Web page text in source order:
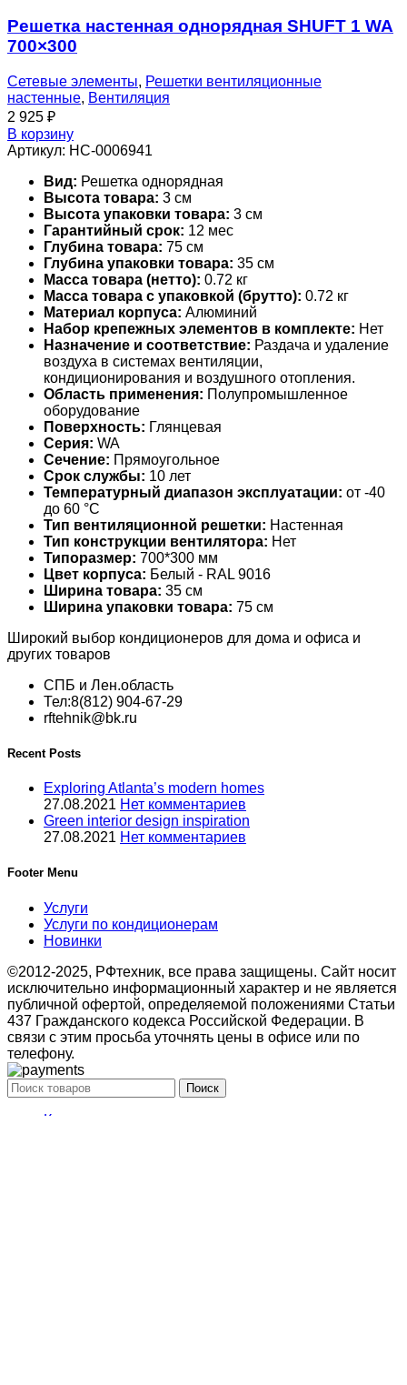
Решетка настенная однорядная SHUFT 1 WA
700×300
Сетевые элементы, Решетки вентиляционные
настенные, Вентиляция
2 925 ₽
В корзину
Артикул: НС-0006941
Вид: Решетка однорядная
Высота товара: 3 см
Высота упаковки товара: 3 см
Гарантийный срок: 12 мес
Глубина товара: 75 см
Глубина упаковки товара: 35 см
Масса товара (нетто): 0.72 кг
Масса товара с упаковкой (брутто): 0.72 кг
Материал корпуса: Алюминий
Набор крепежных элементов в комплекте: Нет
Назначение и соответствие: Раздача и удаление
воздуха в системах вентиляции,
кондиционирования и воздушного отопления.
Область применения: Полупромышленное
оборудование
Поверхность: Глянцевая
Серия: WA
Сечение: Прямоугольное
Срок службы: 10 лет
Температурный диапазон эксплуатации: от -40
до 60 °С
Тип вентиляционной решетки: Настенная
Тип конструкции вентилятора: Нет
Типоразмер: 700*300 мм
Цвет корпуса: Белый - RAL 9016
Ширина товара: 35 см
Ширина упаковки товара: 75 см
Широкий выбор кондиционеров для дома и офиса и
других товаров
СПБ и Лен.область
Тел:8(812) 904-67-29
rftehnik@bk.ru
Recent Posts
Exploring Atlanta’s modern homes
27.08.2021 Нет комментариев
Green interior design inspiration
27.08.2021 Нет комментариев
Footer Menu
Услуги
Услуги по кондиционерам
Новинки
©2012-2025, РФтехник, все права защищены. Сайт носит
исключительно информационный характер и не является
публичной офертой, определяемой положениями Статьи
437 Гражданского кодекса Российской Федерации. В
связи с этим просьба уточнять цены в офисе или по
телефону.
Поиск
Кондиционирование